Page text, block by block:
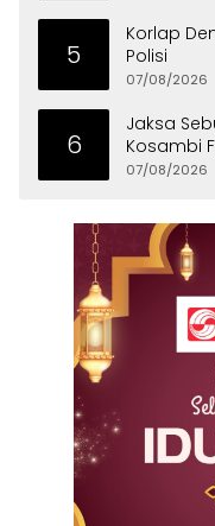
5
Korlap
Polisi
07/08/2026
6
Jaksa
Kosambi
07/08/2026